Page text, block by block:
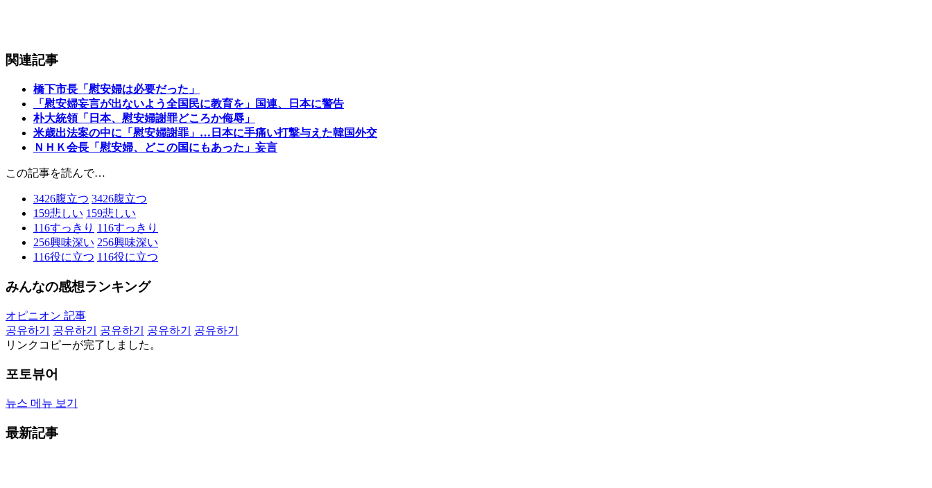
関連記事
橋下市長「慰安婦は必要だった」
「慰安婦妄言が出ないよう全国民に教育を」国連、日本に警告
朴大統領「日本、慰安婦謝罪どころか侮辱」
米歳出法案の中に「慰安婦謝罪」…日本に手痛い打撃与えた韓国外交
ＮＨＫ会長「慰安婦、どこの国にもあった」妄言
この記事を読んで…
3426腹立つ 3426腹立つ
159悲しい 159悲しい
116すっきり 116すっきり
256興味深い 256興味深い
116役に立つ 116役に立つ
みんなの感想ランキング
オピニオン 記事
공유하기
공유하기 공유하기 공유하기
공유하기
リンクコピーが完了しました。
포토뷰어
뉴스 메뉴 보기
最新記事